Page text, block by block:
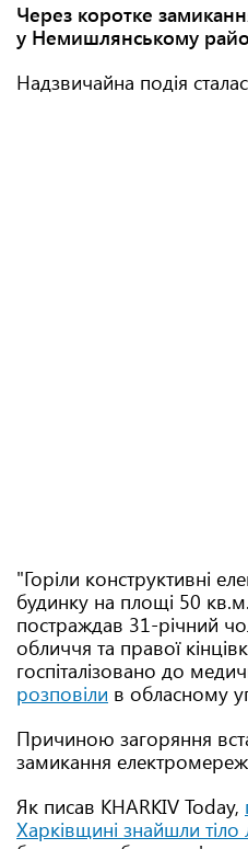
Через коротке
у Немишлянському
Надзвичайна подія
"Горіли конструктивні
будинку на площі 50
постраждав 31-річний
обличчя та правої
госпіталізовано до
розповіли в обласному
Причиною загоряння
замикання
Як писав KHARKIV Today,
Харківщині знайшли